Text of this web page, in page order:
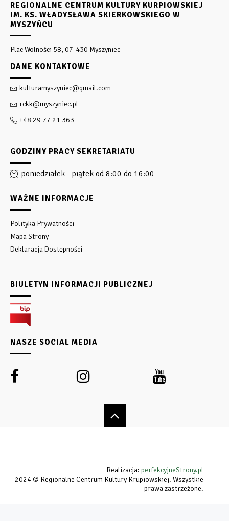
REGIONALNE CENTRUM KULTURY KURPIOWSKIEJ
IM. KS. WŁADYSŁAWA SKIERKOWSKIEGO W
MYSZYŃCU
Plac Wolności 58, 07-430 Myszyniec
DANE KONTAKTOWE
kulturamyszyniec@gmail.com
rckk@myszyniec.pl
+48 29 77 21 363
GODZINY PRACY SEKRETARIATU
poniedziałek - piątek od 8:00 do 16:00
WAŻNE INFORMACJE
Polityka Prywatności
Mapa Strony
Deklaracja Dostępności
BIULETYN INFORMACJI PUBLICZNEJ
NASZE SOCIAL MEDIA
Realizacja: perfekcyjneStrony.pl
2024 © Regionalne Centrum Kultury Krupiowskiej. Wszystkie
prawa zastrzeżone.